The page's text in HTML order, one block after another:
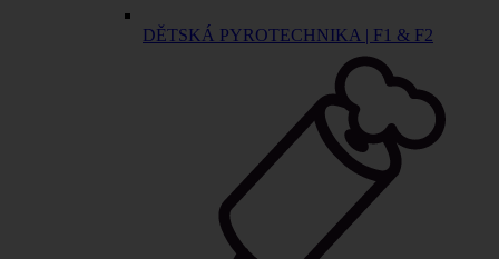
DĚTSKÁ PYROTECHNIKA | F1 & F2